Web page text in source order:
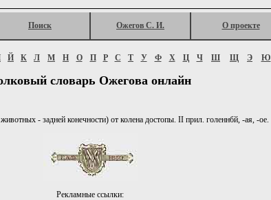
Поиск Ожегов С. И. О проекте
Й К Л М Н О П Р С Т У Ф Х Ц Ч Ш Щ Э Ю
словарь Ожегова онлайн
- задней конечности) от колена достопы. II прил. голеннбй, -ая, -ое.
Рекламные ссылки: